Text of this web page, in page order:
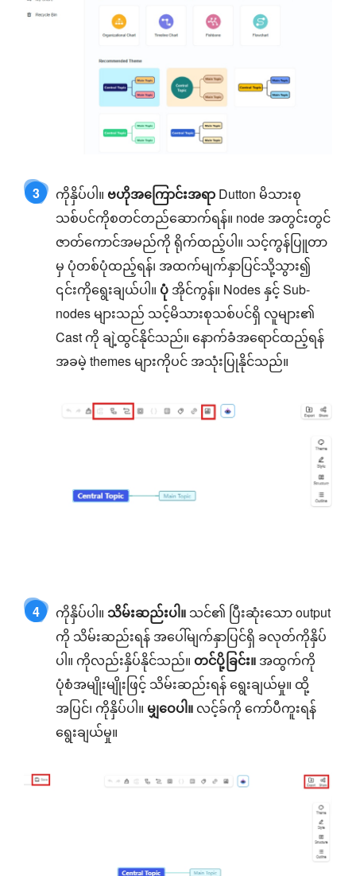
3 ကိုနှိပ်ပါ။ ဗဟိုအကြောင်းအရာ Dutton မိသားစု
သစ်ပင်ကိုစတင်တည်ဆောက်ရန်။ node အတွင်းတွင်
ဇာတ်ကောင်အမည်ကို ရိုက်ထည့်ပါ။ သင့်ကွန်ပြူတာ
မှ ပုံတစ်ပုံထည့်ရန်၊ အထက်မျက်နှာပြင်သို့သွား၍
၎င်းကိုရွေးချယ်ပါ။ ပုံ အိုင်ကွန်။ Nodes နှင့် Sub-
nodes များသည် သင့်မိသားစုသစ်ပင်ရှိ လူများ၏
Cast ကို ချဲ့ထွင်နိုင်သည်။ နောက်ခံအရောင်ထည့်ရန်
အခမဲ့ themes များကိုပင် အသုံးပြုနိုင်သည်။
4 ကိုနှိပ်ပါ။ သိမ်းဆည်းပါ။ သင်၏ ပြီးဆုံးသော output
ကို သိမ်းဆည်းရန် အပေါ်မျက်နှာပြင်ရှိ ခလုတ်ကိုနှိပ်
ပါ။ ကိုလည်းနှိပ်နိုင်သည်။ တင်ပို့ခြင်း။ အထွက်ကို
ပုံစံအမျိုးမျိုးဖြင့် သိမ်းဆည်းရန် ရွေးချယ်မှု။ ထို့
အပြင်၊ ကိုနှိပ်ပါ။ မျှဝေပါ။ လင့်ခ်ကို ကော်ပီကူးရန်
ရွေးချယ်မှု။